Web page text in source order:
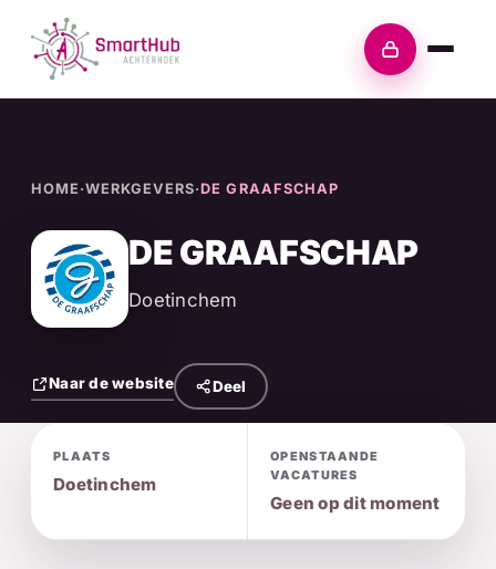
content
Inloggen
HOME ·WERKGEVERS·DE GRAAFSCHAP
DE GRAAFSCHAP
Doetinchem
Naar de website Deel
PLAATS
Doetinchem
OPENSTAANDE
VACATURES
Geen op dit moment